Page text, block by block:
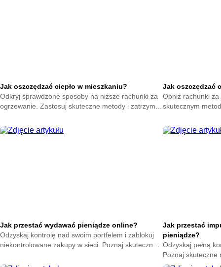
Jak oszczędzać ciepło w mieszkaniu?
Odkryj sprawdzone sposoby na niższe rachunki za
ogrzewanie. Zastosuj skuteczne metody i zatrzymaj
Jak oszczędzać
Obniż rachunki
skutecznym
oszczędzać już
Jak przestać wydawać pieniądze online?
Odzyskaj kontrolę nad swoim portfelem i zablokuj
niekontrolowane zakupy w sieci. Poznaj skuteczne
przycisku kup teraz.
Jak przestać
pieniądze?
Odzyskaj pełną
Poznaj skuteczne
nagłych